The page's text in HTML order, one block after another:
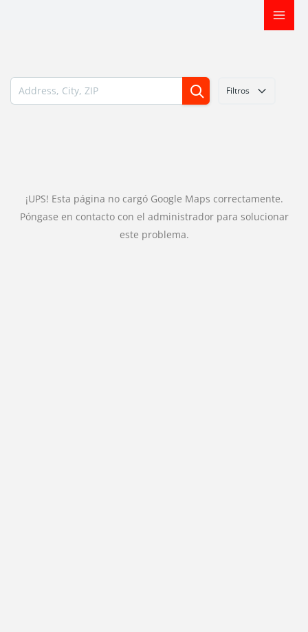
Filtros
¡UPS! Esta página no cargó Google Maps correctamente.
Póngase en contacto con el administrador para solucionar
este problema.